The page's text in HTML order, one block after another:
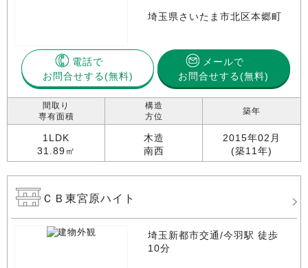
埼玉県さいたま市北区本郷町
電話で
お問合せする
メールで
お問合せする(無料)
間取り
専有面積
1LDK
31.89㎡
構造
方位
木造
南西
築年
2015年02月
(築11年)
ＣＢ東宮原ハイト
埼玉新都市交通/今羽駅 徒歩
10分